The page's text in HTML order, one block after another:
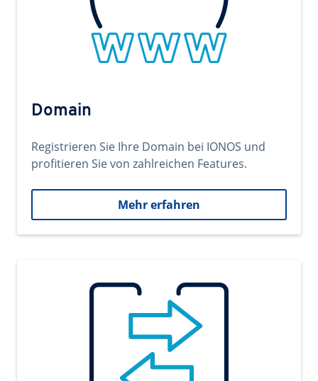
Domain
Registrieren Sie Ihre Domain bei IONOS und
profitieren Sie von zahlreichen Features.
Mehr erfahren